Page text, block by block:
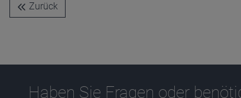
Zurück
Haben Sie Fragen oder